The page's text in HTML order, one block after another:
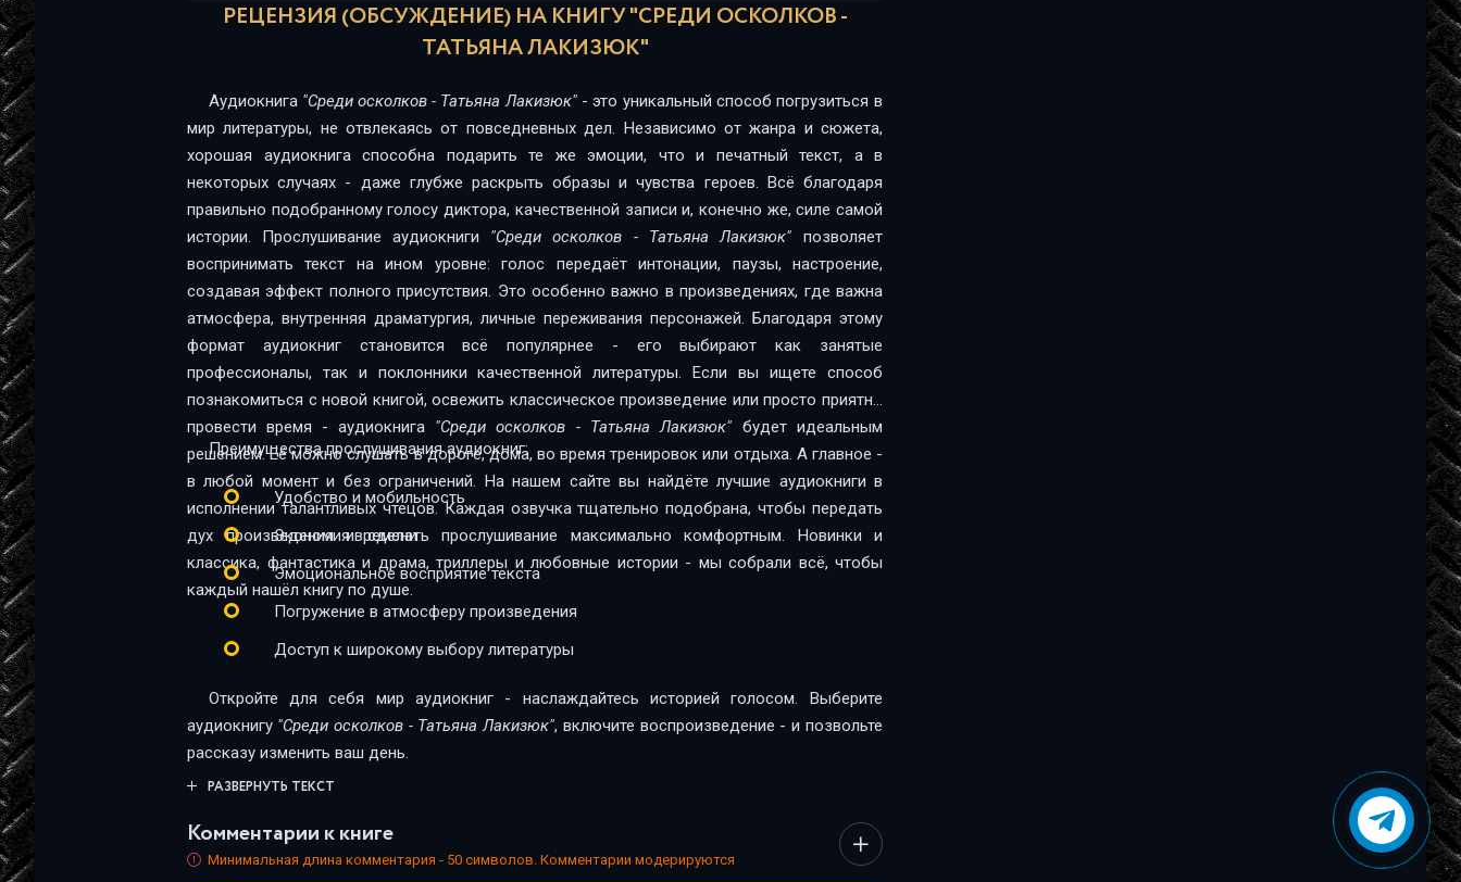
13
15
16
17
18
19
20
22
24
25
27
РЕЦЕНЗИЯ (ОБСУЖДЕНИЕ) НА КНИГУ "СРЕДИ ОСКОЛКОВ -
ТАТЬЯНА ЛАКИЗЮК"
Аудиокнига "Среди осколков - Татьяна Лакизюк"- это уникальный способ погрузиться в
мир литературы, не отвлекаясь от повседневных дел. Независимо от жанра и сюжета,
хорошая аудиокнига способна подарить те же эмоции, что и печатный текст, а в
некоторых случаях - даже глубже раскрыть образы и чувства героев. Всё благодаря
правильно подобранному голосу диктора, качественной записи и, конечно же, силе самой
истории. Прослушивание аудиокниги "Среди осколков - Татьяна Лакизюк" позволяет
воспринимать текст на ином уровне: голос передаёт интонации, паузы, настроение,
создавая эффект полного присутствия. Это особенно важно в произведениях, где важна
атмосфера, внутренняя драматургия, личные переживания персонажей. Благодаря этому
формат аудиокниг становится всё популярнее - его выбирают как занятые
профессионалы, так и поклонники качественной литературы. Если вы ищете способ
познакомиться с новой книгой, освежить классическое произведение или просто приятно
провести время - аудиокнига "Среди осколков - Татьяна Лакизюк" будет идеальным
решением. Её можно слушать в дороге, дома, во время тренировок или отдыха. А главное -
в любой момент и без ограничений. На нашем сайте вы найдёте лучшие аудиокниги в
исполнении талантливых чтецов. Каждая озвучка тщательно подобрана, чтобы передать
дух произведения и сделать прослушивание максимально комфортным. Новинки и
классика, фантастика и драма, триллеры и любовные истории - мы собрали всё, чтобы
каждый нашёл книгу по душе.
Преимущества прослушивания аудиокниг:
Удобство и мобильность
Экономия времени
Эмоциональное восприятие текста
Погружение в атмосферу произведения
Доступ к широкому выбору литературы
Откройте для себя мир аудиокниг - наслаждайтесь историей голосом. Выберите
аудиокнигу "Среди осколков - Татьяна Лакизюк", включите воспроизведение - и позвольте
рассказу изменить ваш день.
РАЗВЕРНУТЬ ТЕКСТ
Комментарии к книге
Минимальная длина комментария - 50 символов. Комментарии модерируются